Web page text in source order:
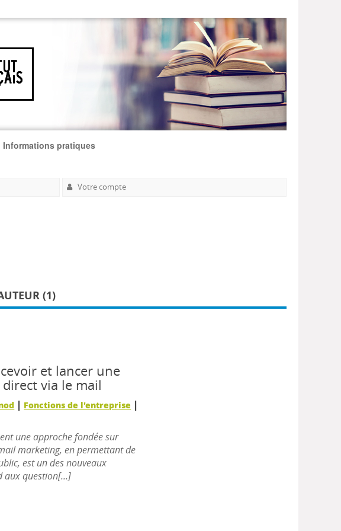
Informations pratiques
Votre compte
(1)
et lancer une
via le mail
| Fonctions de l'entreprise |
une approche fondée sur
marketing, en permettant de
est un des nouveaux
aux question[...]